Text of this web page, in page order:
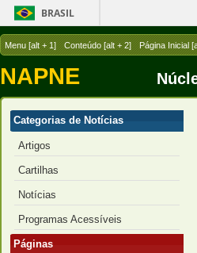
BRASIL
Menu [alt + 1] Conteúdo [alt + 2] Página Inicial
NAPNE
Categorias de Notícias
Artigos
Cartilhas
Notícias
Programas Acessíveis
Páginas